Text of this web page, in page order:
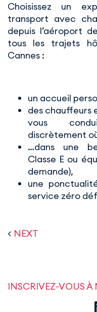
Choisissez un
transport avec
depuis l’aéroport
tous les trajets
Cannes :
un accueil
des chauffeurs
vous
discrètement
…dans une
Classe E ou
demande),
une
service zéro
< NEXT
INSCRIVEZ-VOUS À